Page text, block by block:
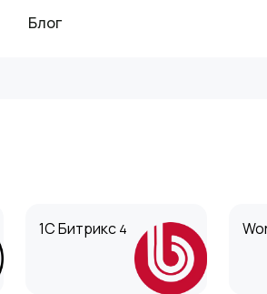
Блог
1С Битрикс 4